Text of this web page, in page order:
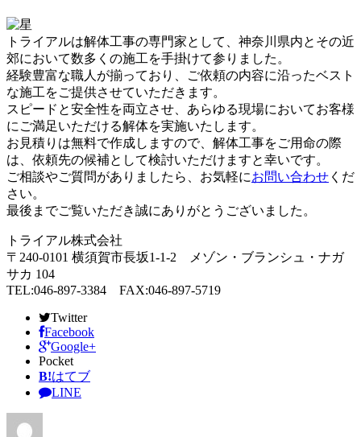
トライアルは解体工事の専門家として、神奈川県内とその近
郊において数多くの施工を手掛けて参りました。
経験豊富な職人が揃っており、ご依頼の内容に沿ったベスト
な施工をご提供させていただきます。
スピードと安全性を両立させ、あらゆる現場においてお客様
にご満足いただける解体を実施いたします。
お見積りは無料で作成しますので、解体工事をご用命の際
は、依頼先の候補として検討いただけますと幸いです。
ご相談やご質問がありましたら、お気軽にお問い合わせ くだ
さい。
最後までご覧いただき誠にありがとうございました。
トライアル株式会社
〒240-0101 横須賀市長坂1-1-2 メゾン・ブランシュ・ナガ
サカ 104
TEL:046-897-3384 FAX:046-897-5719
Twitter
Facebook
Google+
Pocket
B!はてブ
LINE